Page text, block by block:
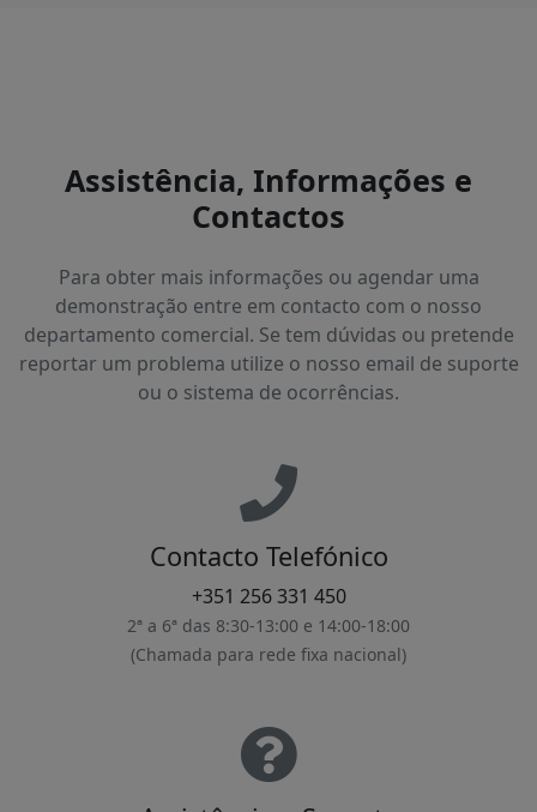
Assistência, Informações e
Contactos
Para obter mais informações ou agendar uma
demonstração entre em contacto com o nosso
departamento comercial. Se tem dúvidas ou pretende
reportar um problema utilize o nosso email de suporte
ou o sistema de ocorrências.
Contacto Telefónico
+351 256 331 450
2ª a 6ª das 8:30-13:00 e 14:00-18:00
(Chamada para rede fixa nacional)